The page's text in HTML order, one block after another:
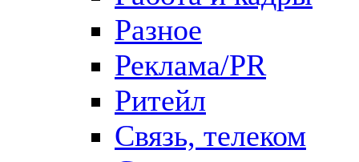
Разное
Реклама/PR
Ритейл
Связь, телеком